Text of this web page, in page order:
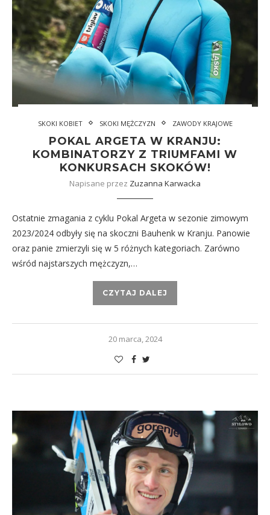
SKOKI KOBIET SKOKI MĘŻCZYZN ZAWODY KRAJOWE
POKAL ARGETA W KRANJU:
KOMBINATORZY Z TRIUMFAMI W
KONKURSACH SKOKÓW!
Napisane przez Zuzanna Karwacka
Ostatnie zmagania z cyklu Pokal Argeta w sezonie zimowym
2023/2024 odbyły się na skoczni Bauhenk w Kranju. Panowie
oraz panie zmierzyli się w 5 różnych kategoriach. Zarówno
wśród najstarszych mężczyzn,…
CZYTAJ DALEJ
20 marca, 2024